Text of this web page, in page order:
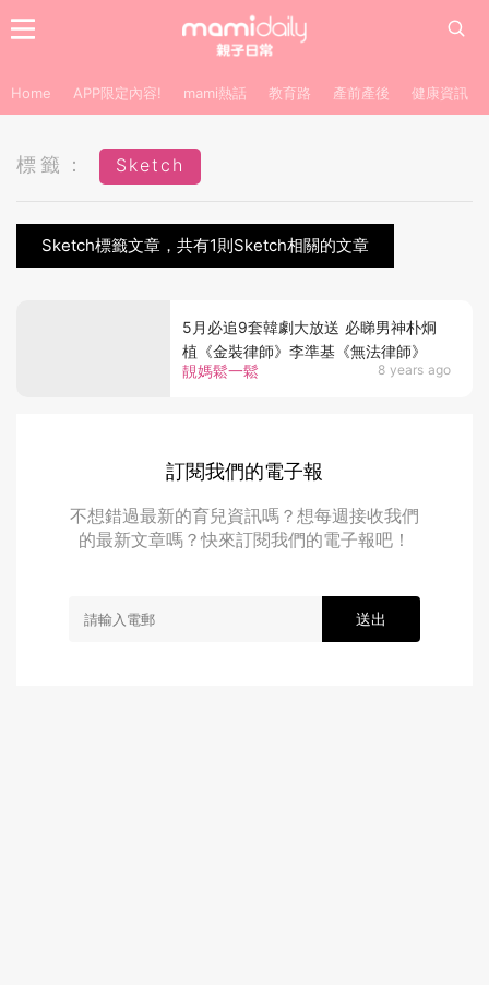
Home APP限定內容! mami熱話 教育路 產前產後 健康資訊
標籤： Sketch
Sketch標籤文章，共有1則Sketch相關的文章
靚媽鬆一鬆 8 years ago
5月必追9套韓劇大放送 必睇男神朴炯
植《金裝律師》李準基《無法律師》
訂閱我們的電子報
不想錯過最新的育兒資訊嗎？想每週接收我們
的最新文章嗎？快來訂閱我們的電子報吧！
送出